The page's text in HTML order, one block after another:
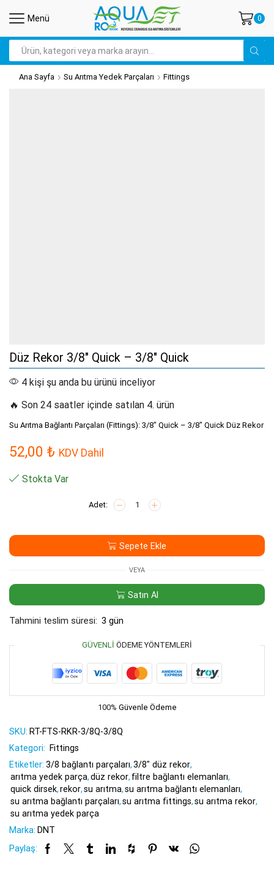
Menü 0
Arama
Ana Sayfa Su Arıtma Yedek Parçaları Fittings
Düz Rekor 3/8″ Quick – 3/8″ Quick
4 kişi şu anda bu ürünü inceliyor
🔥 Son 24 saatler içinde satılan 4. ürün
Su Arıtma Bağlantı Parçaları (Fittings): 3/8″ Quick – 3/8″ Quick Düz Rekor
52,00 ₺ KDV Dahil
Stokta Var
Düz
Rekor
Quick
-
3/8"
Quick
Sepete Ekle
VEYA
Satın Al
Tahmini teslim süresi: 3 gün
GÜVENLI ÖDEME YÖNTEMLERI
100% Güvenle Ödeme
SKU: RT-FTS-RKR-3/8Q-3/8Q
Kategori:
Fittings
Etiketler: 3/8 bağlantı parçaları,3/8" düz rekor,
arıtma yedek parça,düz rekor, filtre bağlantı elemanları,
quick dirsek,rekor,su arıtma,su arıtma bağlantı elemanları,
su arıtma bağlantı parçaları,su arıtma fittings,su arıtma rekor,
su arıtma yedek parça
Marka: DNT
Paylaş: